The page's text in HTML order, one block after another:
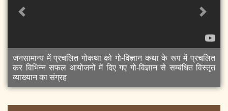
जनसामान्य में प्रचलित गोकथा को गो-विज्ञान कथा के रूप में प्रचलित
कर विभिन्न सफल आयोजनों में दिए गए गो-विज्ञान से सम्बंधित विस्तृत
व्याख्यान का संग्रह
Previous